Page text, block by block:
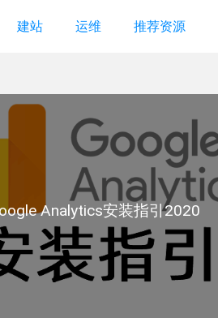
建站 运维 推荐资源
Analytics安装指引2020